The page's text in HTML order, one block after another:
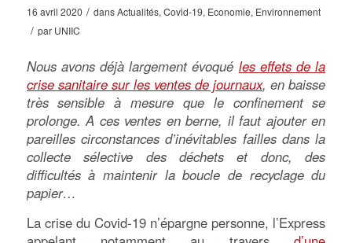
16 avril 2020 / dansActualités, Covid-19, Economie, Environnement
/ par UNIIC
Nous avons déjà largement évoqué les effets de la
crise sanitaire sur les ventes de journaux, en baisse
très sensible à mesure que le confinement se
prolonge. A ces ventes en berne, il faut ajouter en
pareilles circonstances d’inévitables failles dans la
collecte sélective des déchets et donc, des
difficultés à maintenir la boucle de recyclage du
papier…
La crise du Covid-19 n’épargne personne, l’Express